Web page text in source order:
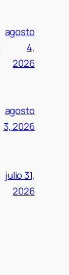
agosto
4,
2026
agosto
3, 2026
julio 31,
2026